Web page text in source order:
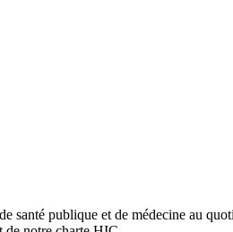
santé publique et de médecine au